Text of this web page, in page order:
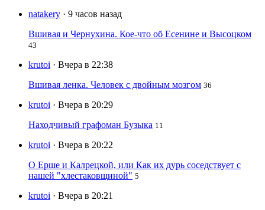
natakery · 9 часов назад
Вшивая и Чернухина. Кое-что об Есенине и Высоцком
43
krutoi · Вчера в 22:38
Вшивая ленка. Человек с двойным мозгом 36
krutoi · Вчера в 20:29
Находчивый графоман Бузыка 11
krutoi · Вчера в 20:22
О Ерше и Калрецкой, или Как их дурь соседствует с
нашей "хлестаковщиной" 5
krutoi · Вчера в 20:21